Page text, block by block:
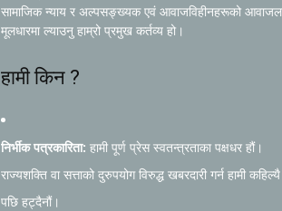
सामाजिक न्याय र अल्पसङ्ख्यक एवं आवाजविहीनहरूको
मूलधारमा ल्याउनु हाम्रो प्रमुख कर्तव्य हो।
हामी किन ?
निर्भीक पत्रकारिता: हामी पूर्ण प्रेस स्वतन्त्रताका पक्षधर हौं।
राज्यशक्ति वा सत्ताको दुरुपयोग विरुद्ध खबरदारी गर्न हामी कहिल्यै
पछि हट्दैनौं।